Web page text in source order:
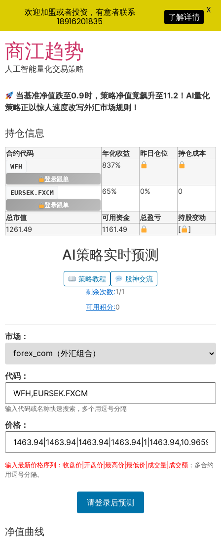
to
content
商江趋势
人工智能量化交易策略
当基准净值跌至0.9时，策略净值竟飙升至11.2！AI量化
策略正以惊人速度改写外汇市场规则！
持仓信息
合约代码 年化收益 昨日仓位 持仓成本
WFH
登录跟单
837%
EURSEK.FXCM
登录跟单
65% 0% 0
总市值 可用资金 总盈亏
持股变动
1261.49
1161.49 [ ]
AI策略实时预测
策略教程
股神交流
剩余次数:1/1
可用积分:0
市场：
代码：
输入代码或名称快速搜索，多个用逗号分隔
价格：
输入最新价格序列：收盘价|开盘价|最高价|最低价|成交量|成交额 ；多合约
用逗号分隔。
请登录后预测
净值曲线
欢迎加盟或者投资，有意者联系
18916201835
了解详情
X